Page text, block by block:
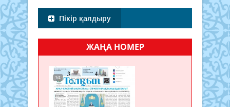
Пікір қалдыру
ЖАҢА НОМЕР